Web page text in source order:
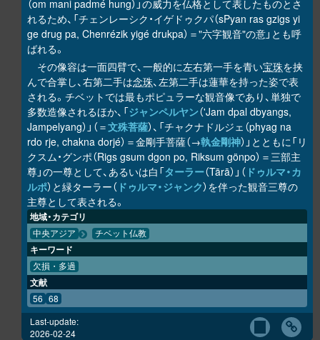
（om mani padmé hung）」の威力を仏格として表したものとさ
れるため、「チェンレーシク・イゲドゥクパ（sPyan ras gzigs yi
ge drug pa, Chenrézik yigé drukpa）＝"六字観音"の意」とも呼
ばれる。
その像容は一面四臂で、一般的に左右第一手を青い宝珠を挟
んで合掌し、右第二手は念珠、左第二手は蓮華を持った姿で表
される。チベットでは最もポピュラーな観音像であり、単独で
多数造像されるほか、「ジャンペルヤン（'Jam dpal dbyangs,
Jampelyang）」（＝文殊菩薩）、「チャクナドルジェ（phyag na
rdo rje, chakna dorjé）＝金剛手菩薩（→執金剛神）」とともに「リ
クスム・グンポ（Rigs gsum dgon po, Riksum gönpo）＝三部主
尊」の一尊として、あるいは白「ターラー（Tārā）」（ ドゥルマ・カ
ルポ）と緑ターラー（ ドゥルマ・ジャンク）を伴った観音三尊の
主尊として表される。
地域・カテゴリ
中央アジア チベット仏教
キーワード
欠損・多過
文献
56 68
Last-update:
2026-02-24